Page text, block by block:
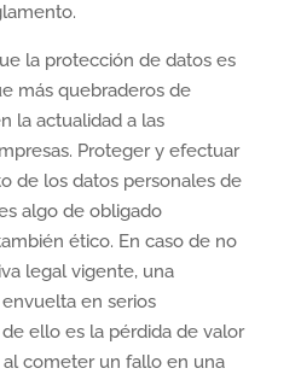
la protección de datos es
más quebraderos de
la actualidad a las
Proteger y efectuar
de los datos personales de
algo de obligado
ético. En caso de no
legal vigente, una
en serios
ello es la pérdida de valor
cometer un fallo en una